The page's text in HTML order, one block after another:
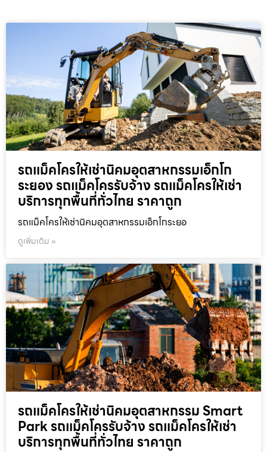
รถแม็คโครให้เช่านิคมอุตสาหกรรมเอ็กโก
ระยอง รถแม็คโครรับจ้าง รถแม็คโครให้เช่า
บริการทุกพื้นที่ทั่วไทย ราคาถูก
รถแม็คโครให้เช่านิคมอุตสาหกรรมเอ็กโกระยอ
ดูเพิ่มเติม »
รถแม็คโครให้เช่านิคมอุตสาหกรรม Smart
Park รถแม็คโครรับจ้าง รถแม็คโครให้เช่า
บริการทุกพื้นที่ทั่วไทย ราคาถูก